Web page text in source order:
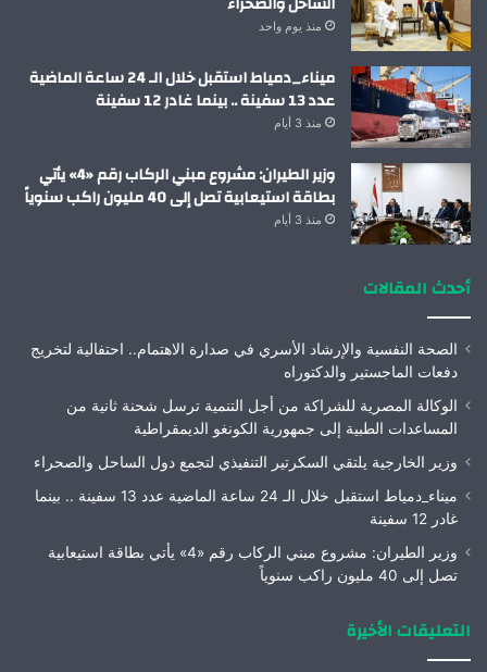
منذ يوم واحد
ميناء_دمياط استقبل خلال الـ 24 ساعة الماضية
عدد 13 سفينة .. بينما غادر 12 سفينة
منذ 3 أيام
وزير الطيران: مشروع مبني الركاب رقم «4» يأتي
بطاقة استيعابية تصل إلى 40 مليون راكب سنوياً
منذ 3 أيام
أحدث المقالات
الصحة النفسية والإرشاد الأسري في صدارة الاهتمام.. احتفالية لتخريج
دفعات الماجستير والدكتوراه
الوكالة المصرية للشراكة من أجل التنمية ترسل شحنة ثانية من
المساعدات الطبية إلى جمهورية الكونغو الديمقراطية
وزير الخارجية يلتقي السكرتير التنفيذي لتجمع دول الساحل والصحراء
ميناء_دمياط استقبل خلال الـ 24 ساعة الماضية عدد 13 سفينة .. بينما
غادر 12 سفينة
وزير الطيران: مشروع مبني الركاب رقم «4» يأتي بطاقة استيعابية
تصل إلى 40 مليون راكب سنوياً
التعليقات الأخيرة